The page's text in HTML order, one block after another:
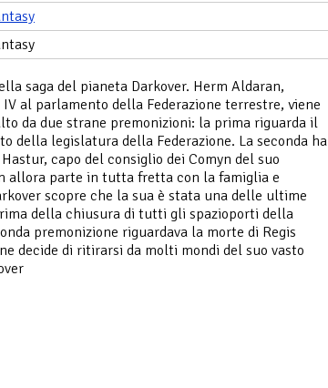
saga del pianeta Darkover. Herm Aldaran,
al parlamento della Federazione terrestre, viene
da due strane premonizioni: la prima riguarda il
della legislatura della Federazione. La seconda ha
capo del consiglio dei Comyn del suo
allora parte in tutta fretta con la famiglia e
scopre che la sua è stata una delle ultime
della chiusura di tutti gli spazioporti della
premonizione riguardava la morte di Regis
decide di ritirarsi da molti mondi del suo vasto